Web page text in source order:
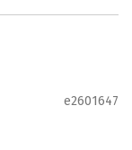
e2601647